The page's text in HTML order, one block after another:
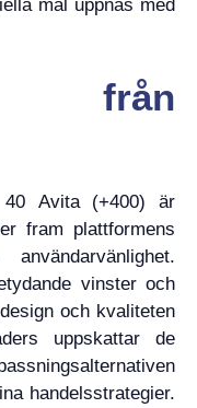
mål uppnås med
från
40 Avita (+400) är
fram plattformens
vinster och
och kvaliteten
uppskattar de
handelsstrategier.